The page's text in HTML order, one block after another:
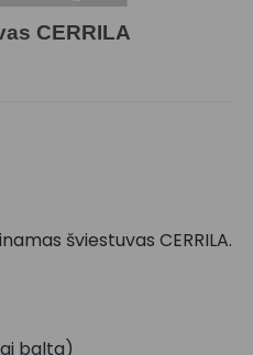
CERRILA
šviestuvas CERRILA.
balta)